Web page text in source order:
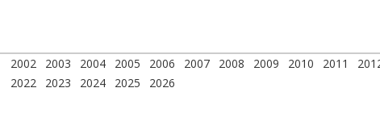
2002 2003 2004 2005 2006 2007 2008 2009 2010 2011
2022 2023 2024 2025 2026